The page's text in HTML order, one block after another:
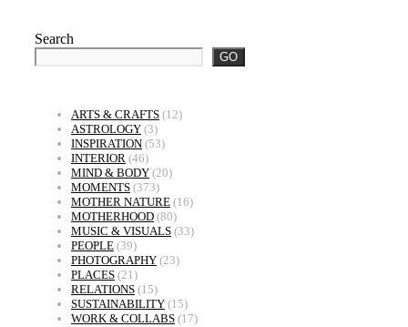
Search
GO
ARTS & CRAFTS (12)
ASTROLOGY (3)
INSPIRATION (53)
INTERIOR (46)
MIND & BODY (20)
MOMENTS (373)
MOTHER NATURE (16)
MOTHERHOOD (80)
MUSIC & VISUALS (33)
PEOPLE (39)
PHOTOGRAPHY (23)
PLACES (21)
RELATIONS (15)
SUSTAINABILITY (15)
WORK & COLLABS (17)